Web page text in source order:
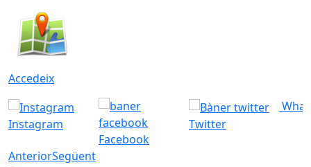
Accedeix
Instagram
Facebook
Twitter
AnteriorSegüent